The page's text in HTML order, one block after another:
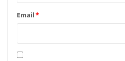
Email*